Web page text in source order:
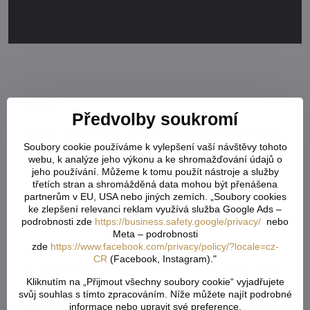
Některé záclony mohou mít při složení jemný modrofialový
nádech – jedná se o ochranu proti UV záření. Po pověšení
není patrný. Odstíny jednotlivých návinů se mohou mírně
lišit.
Odstíny jednotlivých návinů se mohou mírně lišit. Pokud
dokupujete záclony po delší době, nemusí být odstín zcela
totožný.
Na fotografiích v e-shopu jsou vyobrazeny záclony většinou
jen v jedné výšce. Je nutné počítat s tím, že u jiných výšek
stejné záclony může být vzor přizpůsoben. Může se lišit
počet ozdobných pruhů, výška vzorů a jejich rozložení po
Předvolby soukromí
Soubory cookie používáme k vylepšení vaší návštěvy tohoto
webu, k analýze jeho výkonu a ke shromažďování údajů o
jeho používání. Můžeme k tomu použít nástroje a služby
třetích stran a shromážděná data mohou být přenášena
partnerům v EU, USA nebo jiných zemích. „Soubory cookies
ke zlepšení relevanci reklam využívá služba Google Ads –
podrobnosti zde https://business.safety.google/privacy/ nebo
Meta – podrobnosti
zde https://www.facebook.com/privacy/policy/?locale=cz-
CR (Facebook, Instagram)."
Kliknutím na „Přijmout všechny soubory cookie“ vyjadřujete
svůj souhlas s tímto zpracováním. Níže můžete najít podrobné
informace nebo upravit své preference.